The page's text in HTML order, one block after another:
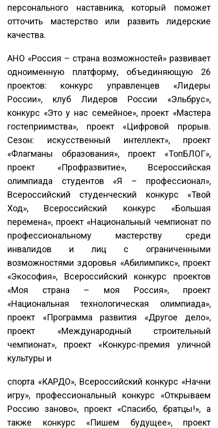
персонального наставника, который поможет
отточить мастерство или развить лидерские
качества.
АНО «Россия – страна возможностей» развивает
одноименную платформу, объединяющую 26
проектов: конкурс управленцев «Лидеры
России», клуб Лидеров России «Эльбрус»,
конкурс «Это у нас семейное», проект «Мастера
гостеприимства», проект «Цифровой прорыв.
Сезон: искусственный интеллект», проект
«Флагманы образования», проект «ТопБЛОГ»,
проект «Профразвитие», Всероссийская
олимпиада студентов «Я – профессионал»,
Всероссийский студенческий конкурс «Твой
Ход», Всероссийский конкурс «Большая
перемена», проект «Национальный чемпионат по
профессиональному мастерству среди
инвалидов и лиц с ограниченными
возможностями здоровья «Абилимпикс», проект
«Экософия», Всероссийский конкурс проектов
«Моя страна – моя Россия», проект
«Национальная технологическая олимпиада»,
проект «Программа развития «Другое дело»,
проект «Международный строительный
чемпионат», проект «Конкурс-премия уличной
культуры и
спорта «КАРДО», Всероссийский конкурс «Начни
игру», профессиональный конкурс «Открываем
Россию заново», проект «Спасибо, братцы!», а
также конкурс «Пишем будущее», проект